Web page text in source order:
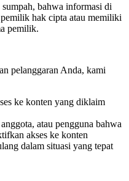
bahwa informasi di
hak cipta atau memiliki
pemilik.
pelanggaran Anda, kami
ke konten yang diklaim
atau pengguna bahwa
akses ke konten
dalam situasi yang tepat